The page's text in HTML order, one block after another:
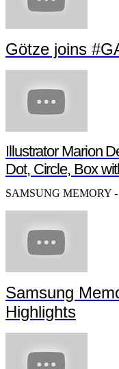
Götze joins
Illustrator Marion
Dot, Circle, Box
SAMSUNG MEMORY
Samsung
Highlights